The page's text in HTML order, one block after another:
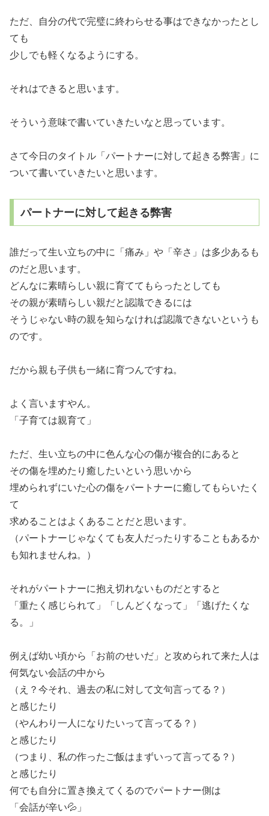
ただ、自分の代で完璧に終わらせる事はできなかったとし
ても
少しでも軽くなるようにする。
それはできると思います。
そういう意味で書いていきたいなと思っています。
さて今日のタイトル「パートナーに対して起きる弊害」に
ついて書いていきたいと思います。
パートナーに対して起きる弊害
誰だって生い立ちの中に「痛み」や「辛さ」は多少あるも
のだと思います。
どんなに素晴らしい親に育ててもらったとしても
その親が素晴らしい親だと認識できるには
そうじゃない時の親を知らなければ認識できないというも
のです。
だから親も子供も一緒に育つんですね。
よく言いますやん。
「子育ては親育て」
ただ、生い立ちの中に色んな心の傷が複合的にあると
その傷を埋めたり癒したいという思いから
埋められずにいた心の傷をパートナーに癒してもらいたく
て
求めることはよくあることだと思います。
（パートナーじゃなくても友人だったりすることもあるか
も知れませんね。）
それがパートナーに抱え切れないものだとすると
「重たく感じられて」「しんどくなって」「逃げたくな
る。」
例えば幼い頃から「お前のせいだ」と攻められて来た人は
何気ない会話の中から
（え？今それ、過去の私に対して文句言ってる？）
と感じたり
（やんわり一人になりたいって言ってる？）
と感じたり
（つまり、私の作ったご飯はまずいって言ってる？）
と感じたり
何でも自分に置き換えてくるのでパートナー側は
「会話が辛い💦」